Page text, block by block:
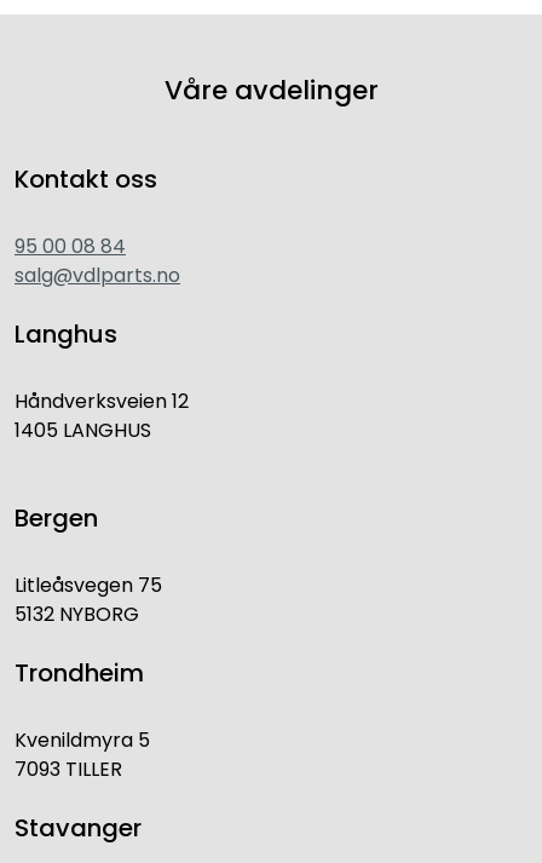
Våre avdelinger
Kontakt oss
95 00 08 84
salg@vdlparts.no
Langhus
Håndverksveien 12
1405 LANGHUS
Bergen
Litleåsvegen 75
5132 NYBORG
Trondheim
Kvenildmyra 5
7093 TILLER
Stavanger